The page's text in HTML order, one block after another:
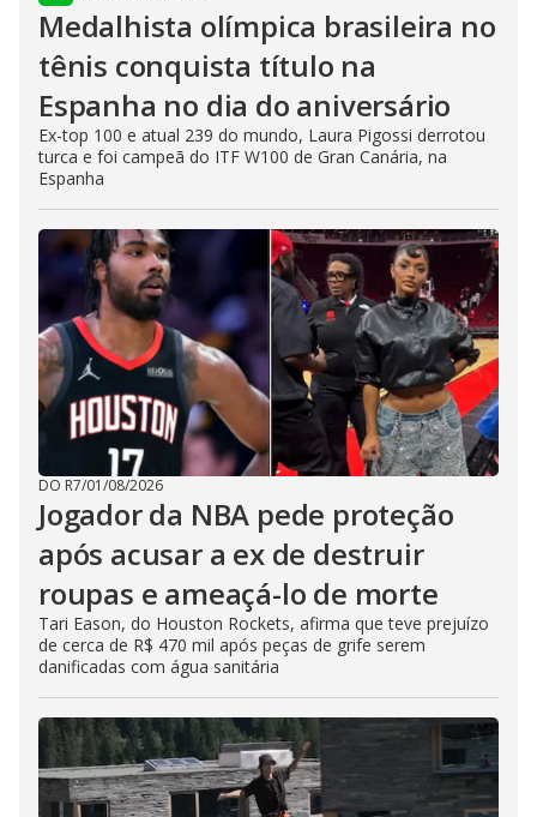
Medalhista olímpica brasileira no
tênis conquista título na
Espanha no dia do aniversário
Ex-top 100 e atual 239 do mundo, Laura Pigossi derrotou
turca e foi campeã do ITF W100 de Gran Canária, na
Espanha
DO R7/01/08/2026
Jogador da NBA pede proteção
após acusar a ex de destruir
roupas e ameaçá-lo de morte
Tari Eason, do Houston Rockets, afirma que teve prejuízo
de cerca de R$ 470 mil após peças de grife serem
danificadas com água sanitária